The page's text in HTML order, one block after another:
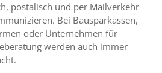
postalisch und per Mailverkehr
Bei Bausparkassen,
oder Unternehmen für
werden auch immer